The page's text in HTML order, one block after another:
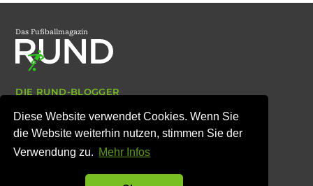
Diese Website verwendet Cookies. Wenn Sie
die Website weiterhin nutzen, stimmen Sie der
Verwendung zu. Mehr Infos
Das Fußballmagazin
DIE RUND-BLOGGER
IMPRESSUM
DATENSCHUTZ